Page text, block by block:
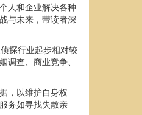
人和企业解决各种
与未来，带读者深
探行业起步相对较
查、商业竞争、
，以维护自身权
务如寻找失散亲